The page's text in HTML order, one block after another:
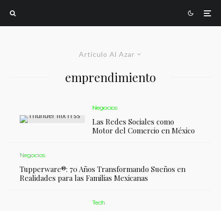
Artículo Al Azar
emprendimiento
Negocios
Las Redes Sociales como
Motor del Comercio en México
Negocios
Tupperware®: 70 Años Transformando Sueños en
Realidades para las Familias Mexicanas
Tech